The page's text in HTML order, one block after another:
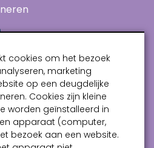
cookies om het bezoek
marketing
op een deugdelijke
Cookies zijn kleine
worden geïnstalleerd in
apparaat (computer,
bezoek aan een website.